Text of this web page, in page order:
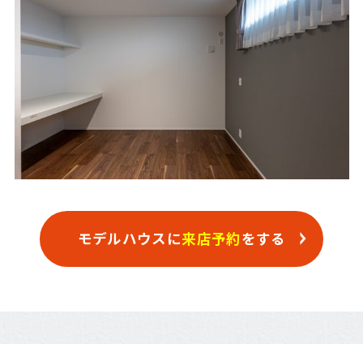
モデルハウスに来店予約をする